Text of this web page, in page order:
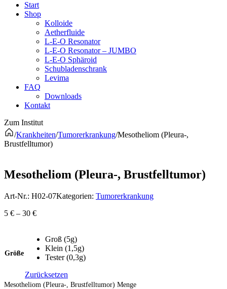
Start
Shop
Kolloide
Aetherfluide
L-E-O Resonator
L-E-O Resonator – JUMBO
L-E-O Sphäroid
Schubladenschrank
Levima
FAQ
Downloads
Kontakt
Zum Institut
/Krankheiten/Tumorerkrankung/Mesotheliom (Pleura-,
Brustfelltumor)
Mesotheliom (Pleura-, Brustfelltumor)
Art-Nr.: H02-07Kategorien: Tumorerkrankung
5 € – 30 €
Größe
Groß (5g)
Klein (1,5g)
Tester (0,3g)
Zurücksetzen
Mesotheliom (Pleura-, Brustfelltumor) Menge